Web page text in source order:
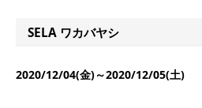
SELA ワカバヤシ
2020/12/04(金)～2020/12/05(土)